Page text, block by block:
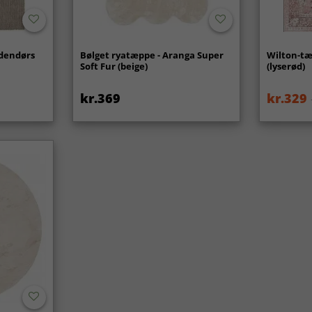
Bølget ryatæppe - Aranga Super
Soft Fur (beige)
kr.369
Wilton-
(lyserød)
kr.329